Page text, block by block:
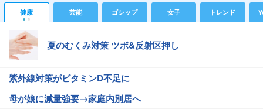
健康 芸能 ゴシップ 女子 トレンド
夏のむくみ対策 ツボ&反射区押し
紫外線対策がビタミンD不足に
母が娘に減量強要→家庭内別居へ